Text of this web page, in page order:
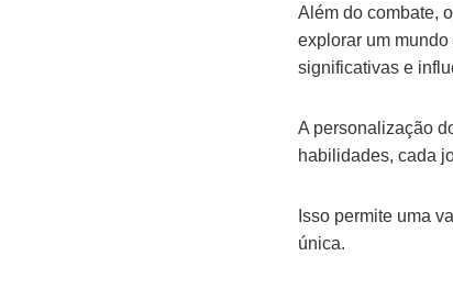
Além do combate,
explorar um
significativas e
A personalização
habilidades, cada
Isso permite uma
única.